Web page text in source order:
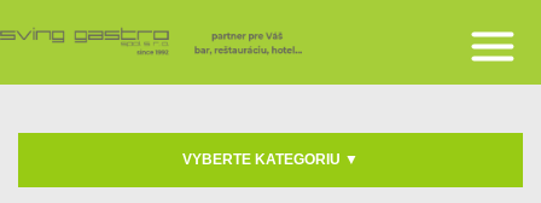
VYBERTE KATEGORIU ▼